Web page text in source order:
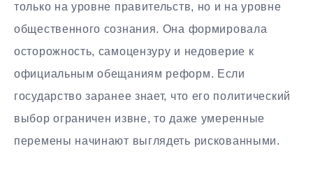
только на уровне правительств, но и на уровне
общественного сознания. Она формировала
осторожность, самоцензуру и недоверие к
официальным обещаниям реформ. Если
государство заранее знает, что его политический
выбор ограничен извне, то даже умеренные
перемены начинают выглядеть рискованными.